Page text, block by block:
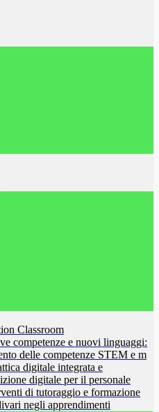
Classroom
competenze e nuovi linguaggi:
delle competenze STEM e m
digitale integrata e
digitale per il personale
di tutoraggio e formazione
negli apprendimenti